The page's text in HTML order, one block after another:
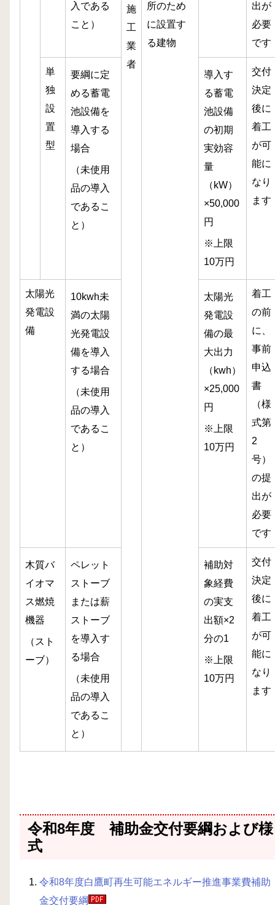
入である
こと）
施
工
業
者
所のため
に設置す
る建物
出が
必要
です
単
独
設
置
型
要綱に定
める蓄電
池設備を
導入する
場合
（未使用
品の導入
であるこ
と）
導入す
る蓄電
池設備
の初期
実効容
量
（kW）
×50,000
円
※上限
10万円
交付
決定
後に
着工
が可
能に
なり
ます
太陽光
発電設
備
10kwh未
満の太陽
光発電設
備を導入
する場合
（未使用
品の導入
であるこ
と）
太陽光
発電設
備の最
大出力
（kwh）
×25,000
円
※上限
10万円
着工
の前
に、
事前
申込
書
（様
式第
2
号）
の提
出が
必要
です
木質バ
イオマ
ス燃焼
機器
（スト
ーブ）
ペレット
ストーブ
または薪
ストーブ
を導入す
る場合
（未使用
品の導入
であるこ
と）
補助対
象経費
の実支
出額×2
分の1
※上限
10万円
交付
決定
後に
着工
が可
能に
なり
ます
令和8年度 補助金交付要綱および様
式
令和8年度白鷹町再生可能エネルギー推進事業費補助
金交付要綱